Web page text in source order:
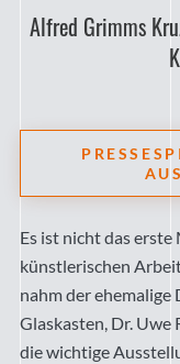
Alfred Grimms
Es ist nicht das
künstlerischen
nahm der
Glaskasten, Dr.
die wichtige